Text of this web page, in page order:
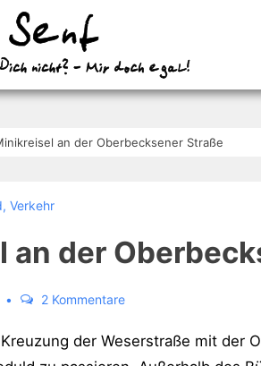
an der Oberbecksener Straße
, Verkehr
an der
2 Kommentare
der Weserstraße mit der